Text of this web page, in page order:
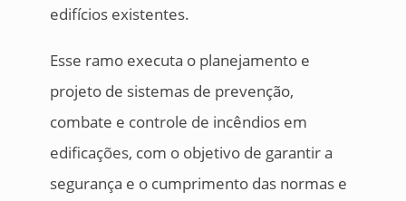
edifícios existentes.
Esse ramo executa o planejamento e
projeto de sistemas de prevenção,
combate e controle de incêndios em
edificações, com o objetivo de garantir a
segurança e o cumprimento das normas e